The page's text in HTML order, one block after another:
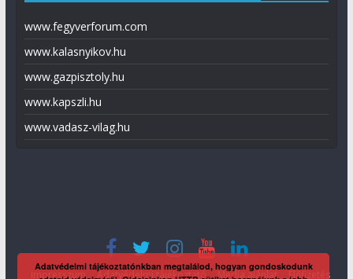
www.fegyverforum.com
www.kalasnyikov.hu
www.gazpisztoly.hu
www.kapszli.hu
www.vadasz-vilag.hu
Impresszum Adatvédelmi tájékoztató Média ajánlat Előfizetés
Adatvédelmi tájékoztatónkban megtalálod, hogyan gondoskodunk